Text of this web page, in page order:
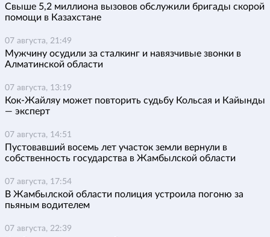
Свыше 5,2 миллиона вызовов обслужили бригады скорой
помощи в Казахстане
07 августа, 21:49
Мужчину осудили за сталкинг и навязчивые звонки в
Алматинской области
07 августа, 13:19
Кок-Жайляу может повторить судьбу Кольсая и Кайынды
— эксперт
07 августа, 14:51
Пустовавший восемь лет участок земли вернули в
собственность государства в Жамбылской области
07 августа, 17:54
В Жамбылской области полиция устроила погоню за
пьяным водителем
07 августа, 22:39